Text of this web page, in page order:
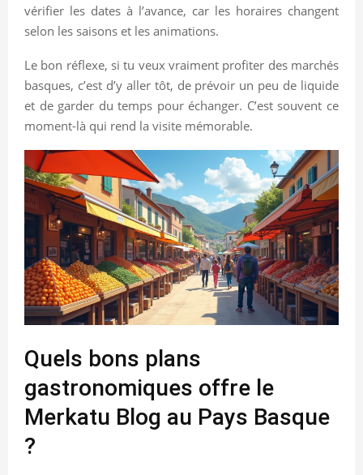
vérifier les dates à l’avance, car les horaires changent
selon les saisons et les animations.
Le bon réflexe, si tu veux vraiment profiter des marchés
basques, c’est d’y aller tôt, de prévoir un peu de liquide
et de garder du temps pour échanger. C’est souvent ce
moment-là qui rend la visite mémorable.
Quels bons plans
gastronomiques offre le
Merkatu Blog au Pays Basque
?